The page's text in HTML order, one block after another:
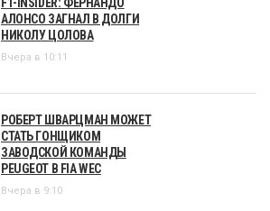
АЛОНСО ЗАГНАЛ В ДОЛГИ
НИКОЛУ ЦОЛОВА
Вчера в 10:11
РОБЕРТ ШВАРЦМАН МОЖЕТ
СТАТЬ ГОНЩИКОМ
ЗАВОДСКОЙ КОМАНДЫ
PEUGEOT В FIA WEC
Вчера в 9:10